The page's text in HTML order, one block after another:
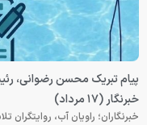
پیام تبریک محسن رضوانی،
خبرنگار (۱۷ مرداد)